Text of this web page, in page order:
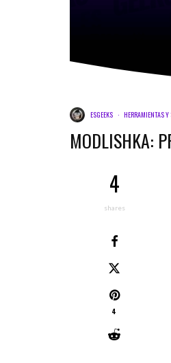
ESGEEKS · HERRAMIENTAS Y
MODLISHKA:
4
shares
4